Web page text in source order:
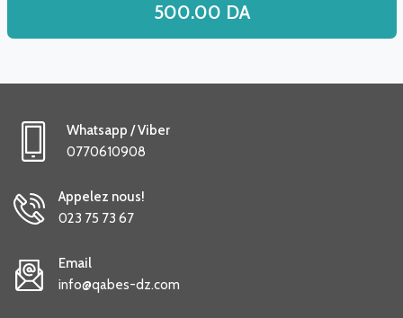
500.00 DA
Whatsapp / Viber
0770610908
Appelez nous!
023 75 73 67
Email
info@qabes-dz.com